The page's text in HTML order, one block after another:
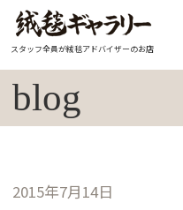
スタッフ全員が絨毯アドバイザーのお店
blog
2015年7月14日